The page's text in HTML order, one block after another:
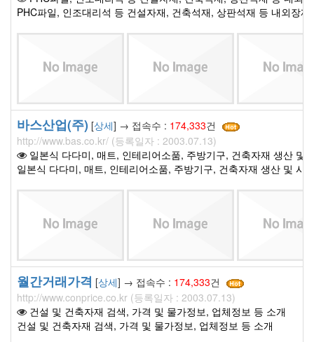
PHC파일, 인조대리석 등 건설자재, 건축석재, 상판석재 등 내외장
바스산업(주) [상세] → 접속수 : 174,333건
http://www.bas.co.kr/ (등록일자 : 2003.07.13)
일본식 다다미, 매트, 인테리어소품, 주방기구, 건축자재 생산 및
일본식 다다미, 매트, 인테리어소품, 주방기구, 건축자재 생산 및 시
월간거래가격 [상세] → 접속수 : 174,333건
http://www.conprice.co.kr (등록일자 : 2003.07.13)
건설 및 건축자재 검색, 가격 및 물가정보, 업체정보 등 소개
건설 및 건축자재 검색, 가격 및 물가정보, 업체정보 등 소개